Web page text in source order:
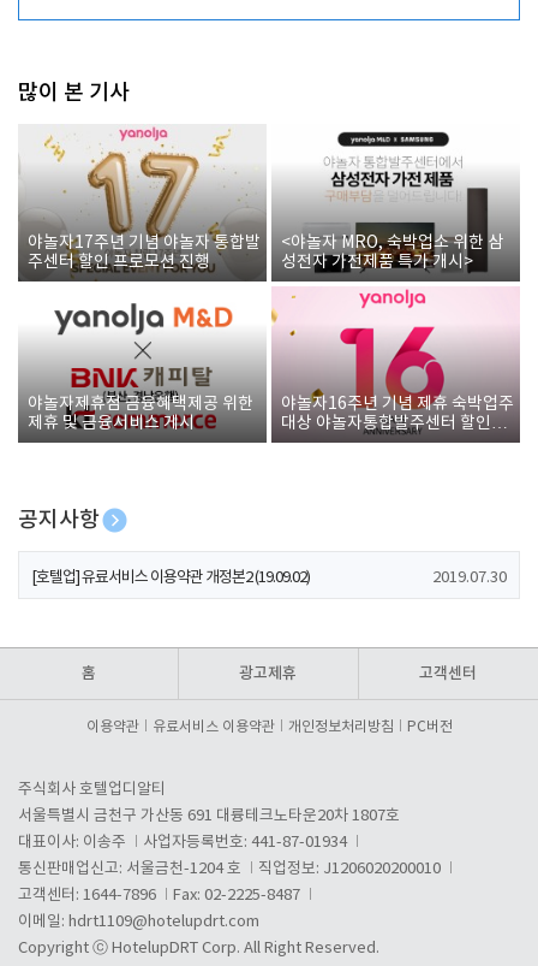
많이 본 기사
야놀자17주년 기념 야놀자 통합발
주센터 할인 프로모션 진행
<야놀자 MRO, 숙박업소 위한 삼
성전자 가전제품 특가 개시>
야놀자제휴점 금융혜택제공 위한
제휴 및 금융서비스 게시
야놀자16주년 기념 제휴 숙박업주
대상 야놀자통합발주센터 할인쿠
폰 증정
공지사항
[호텔업] 개인정보 처리방침 개정본1 (19.09.02)
[호텔업] 유료서비스 이용약관 개정본2 (19.09.02) 2019.07.30
홈 광고제휴 고객센터
이용약관 유료서비스 이용약관 개인정보처리방침 PC버전
주식회사 호텔업디알티
서울특별시 금천구 가산동 691 대륭테크노타운20차 1807호
대표이사: 이송주
사업자등록번호: 441-87-01934
통신판매업신고: 서울금천-1204 호
직업정보: J1206020200010
고객센터: 1644-7896
Fax: 02-2225-8487
이메일: hdrt1109@hotelupdrt.com
Copyright ⓒ HotelupDRT Corp. All Right Reserved.